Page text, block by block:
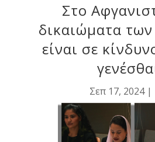
Στο
δικαιώματα
είναι σε
Σεπ 17, 2024|